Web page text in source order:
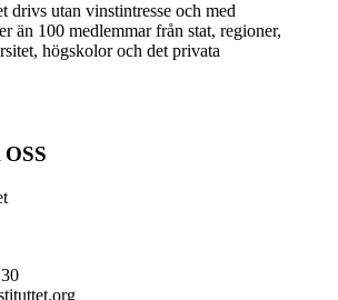
drivs utan vinst­intresse och med
än 100 medlemmar från stat, regioner,
högskolor och det privata